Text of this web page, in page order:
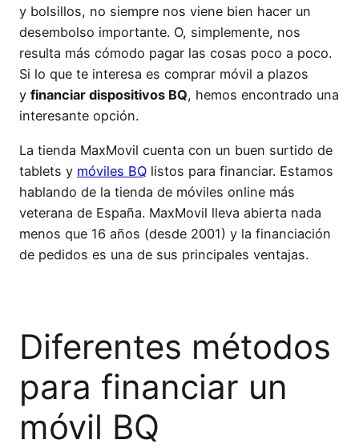
y bolsillos, no siempre nos viene bien hacer un
desembolso importante. O, simplemente, nos
resulta más cómodo pagar las cosas poco a poco.
Si lo que te interesa es comprar móvil a plazos
y financiar dispositivos BQ, hemos encontrado una
interesante opción.
La tienda MaxMovil cuenta con un buen surtido de
tablets y móviles BQ listos para financiar. Estamos
hablando de la tienda de móviles online más
veterana de España. MaxMovil lleva abierta nada
menos que 16 años (desde 2001) y la financiación
de pedidos es una de sus principales ventajas.
Diferentes métodos
para financiar un
móvil BQ